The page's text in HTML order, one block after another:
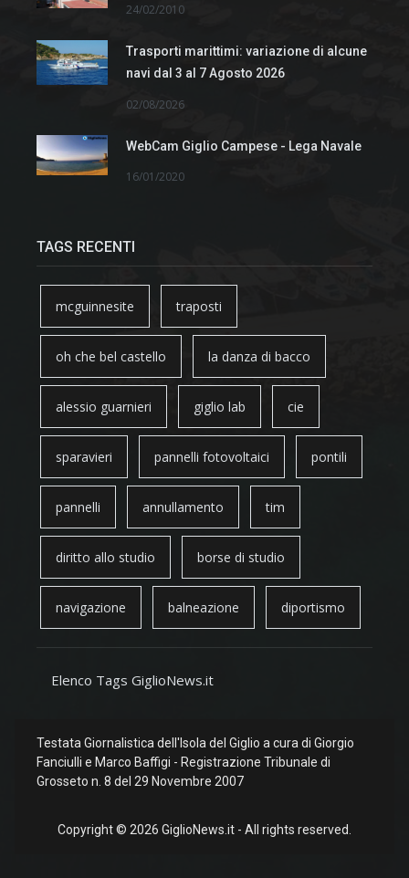
24/02/2010
Trasporti marittimi: variazione di alcune
navi dal 3 al 7 Agosto 2026
02/08/2026
WebCam Giglio Campese - Lega Navale
16/01/2020
TAGS RECENTI
mcguinnesite traposti
oh che bel castello la danza di bacco
alessio guarnieri giglio lab cie
sparavieri pannelli fotovoltaici pontili
pannelli annullamento tim
diritto allo studio borse di studio
navigazione balneazione diportismo
Elenco Tags GiglioNews.it
Testata Giornalistica dell'Isola del Giglio a cura di Giorgio
Fanciulli e Marco Baffigi - Registrazione Tribunale di
Grosseto n. 8 del 29 Novembre 2007
Copyright © 2026 GiglioNews.it - All rights reserved.